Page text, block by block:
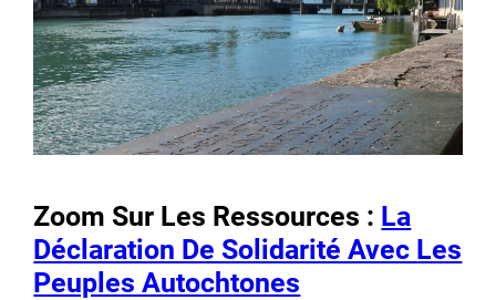
Zoom Sur Les Ressources : La
Déclaration De Solidarité Avec Les
Peuples Autochtones